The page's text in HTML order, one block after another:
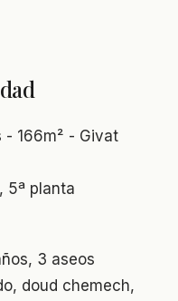
166m² - Givat
5ª planta
3 aseos
doud chemech,